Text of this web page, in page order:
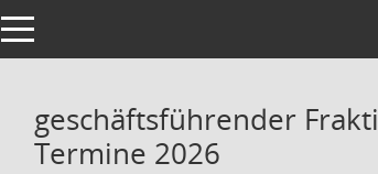
Toggle navigation
geschäftsführender
Termine 2026